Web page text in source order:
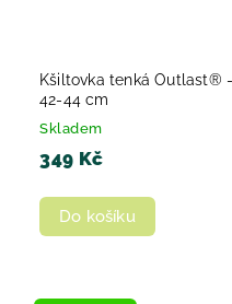
Kšiltovka tenká Outlast®
42-44 cm
Skladem
349 Kč
Do košíku